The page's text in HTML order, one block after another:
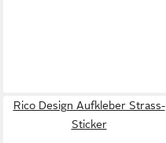
Rico Design Aufkleber Strass-
Sticker